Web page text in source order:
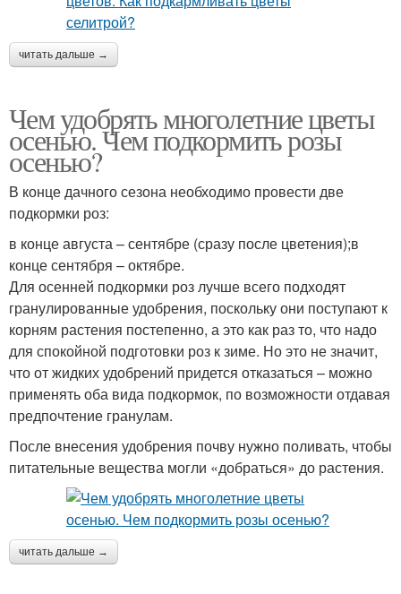
читать дальше →
Чем удобрять многолетние цветы
осенью. Чем подкормить розы
осенью?
В конце дачного сезона необходимо провести две
подкормки роз:
в конце августа – сентябре (сразу после цветения);в
конце сентября – октябре.
Для осенней подкормки роз лучше всего подходят
гранулированные удобрения, поскольку они поступают к
корням растения постепенно, а это как раз то, что надо
для спокойной подготовки роз к зиме. Но это не значит,
что от жидких удобрений придется отказаться – можно
применять оба вида подкормок, по возможности отдавая
предпочтение гранулам.
После внесения удобрения почву нужно поливать, чтобы
питательные вещества могли «добраться» до растения.
читать дальше →